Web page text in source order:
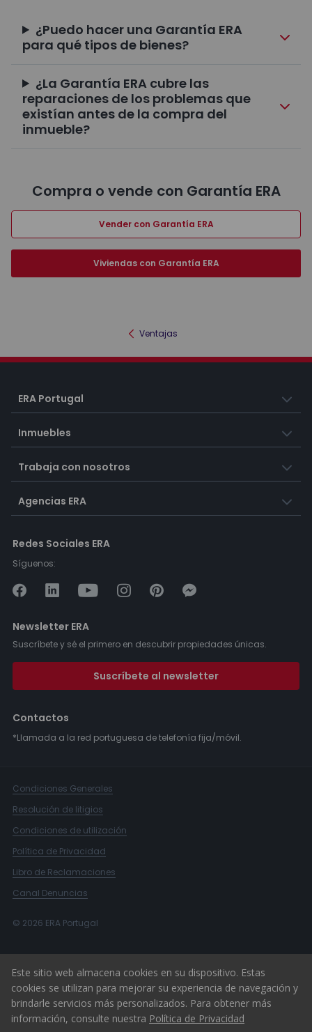
¿Puedo hacer una Garantía ERA
para qué tipos de bienes?
¿La Garantía ERA cubre las
reparaciones de los problemas que
existían antes de la compra del
inmueble?
Compra o vende con Garantía ERA
Vender con Garantía ERA
Viviendas con Garantía ERA
Ventajas
ERA Portugal
Inmuebles
Trabaja con nosotros
Agencias ERA
Redes Sociales ERA
Síguenos:
Newsletter ERA
Suscríbete y sé el primero en descubrir propiedades únicas.
Suscríbete al newsletter
Contactos
*Llamada a la red portuguesa de telefonía fija/móvil.
Condiciones Generales
Resolución de litigios
Condiciones de utilización
Política de Privacidad
Libro de Reclamaciones
Canal Denuncias
© 2026 ERA Portugal
Este sitio web almacena cookies en su dispositivo. Estas
cookies se utilizan para mejorar su experiencia de navegación y
brindarle servicios más personalizados. Para obtener más
información, consulte nuestra Política de Privacidad